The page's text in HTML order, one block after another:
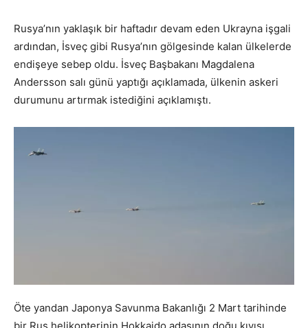
Rusya’nın yaklaşık bir haftadır devam eden Ukrayna işgali
ardından, İsveç gibi Rusya’nın gölgesinde kalan ülkelerde
endişeye sebep oldu. İsveç Başbakanı Magdalena
Andersson salı günü yaptığı açıklamada, ülkenin askeri
durumunu artırmak istediğini açıklamıştı.
Öte yandan Japonya Savunma Bakanlığı 2 Mart tarihinde